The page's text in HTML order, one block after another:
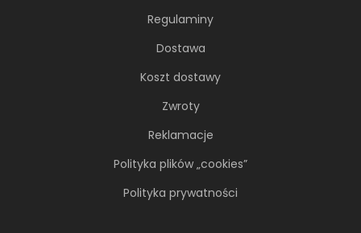
Regulaminy
Dostawa
Koszt dostawy
Zwroty
Reklamacje
Polityka plików „cookies”
Polityka prywatności